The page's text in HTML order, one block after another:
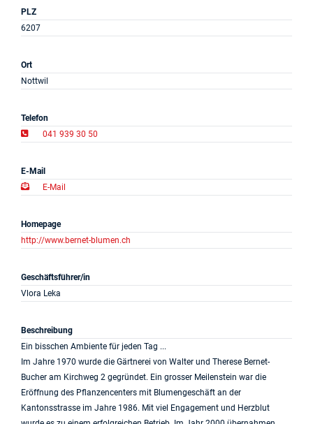
Log in
PLZ
6207
Ort
Nottwil
Telefon
041 939 30 50
E-Mail
E-Mail
Homepage
http://www.bernet-blumen.ch
Geschäftsführer/in
Vlora Leka
Beschreibung
Ein bisschen Ambiente für jeden Tag ...
Im Jahre 1970 wurde die Gärtnerei von Walter und Therese Bernet-
Bucher am Kirchweg 2 gegründet. Ein grosser Meilenstein war die
Eröffnung des Pflanzencenters mit Blumengeschäft an der
Kantonsstrasse im Jahre 1986. Mit viel Engagement und Herzblut